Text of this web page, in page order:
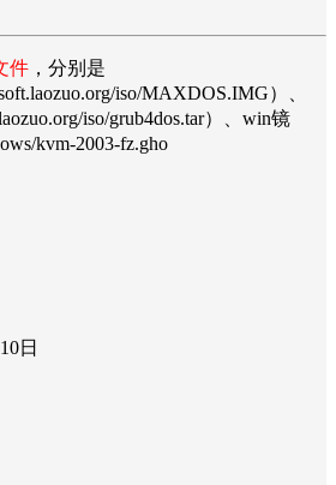
件 ，分别是
iso/MAXDOS.IMG）、
iso/grub4dos.tar）、win镜
kvm-2003-fz.gho
日